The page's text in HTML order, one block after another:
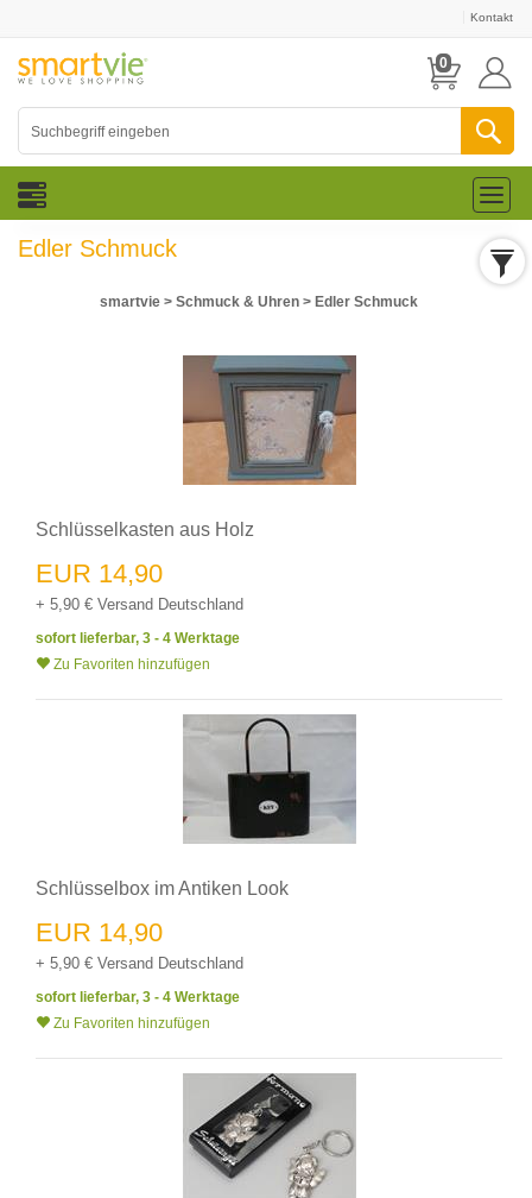
Kontakt
0
Edler Schmuck
smartvie > Schmuck & Uhren > Edler Schmuck
Schlüsselkasten aus Holz
EUR 14,90
+ 5,90 € Versand Deutschland
sofort lieferbar, 3 - 4 Werktage
Zu Favoriten hinzufügen
Schlüsselbox im Antiken Look
EUR 14,90
+ 5,90 € Versand Deutschland
sofort lieferbar, 3 - 4 Werktage
Zu Favoriten hinzufügen